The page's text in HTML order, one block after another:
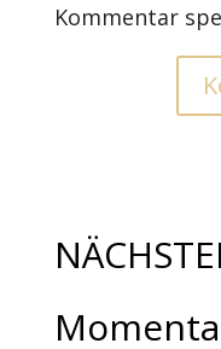
Kommentar